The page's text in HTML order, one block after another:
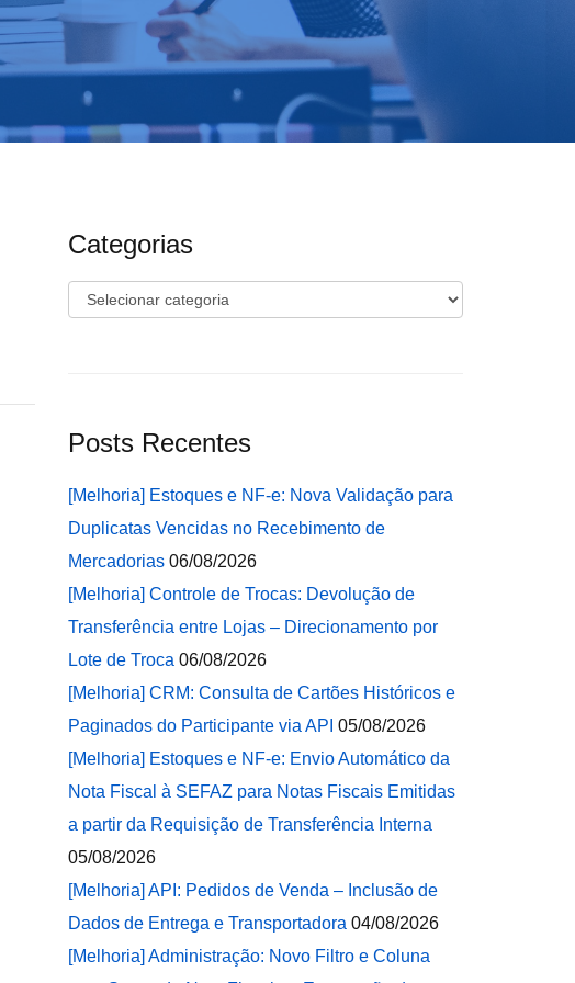
Categorias
Categorias
Posts Recentes
[Melhoria] Estoques e NF-e: Nova Validação para
Duplicatas Vencidas no Recebimento de
Mercadorias 06/08/2026
[Melhoria] Controle de Trocas: Devolução de
Transferência entre Lojas – Direcionamento por
Lote de Troca 06/08/2026
[Melhoria] CRM: Consulta de Cartões Históricos e
Paginados do Participante via API 05/08/2026
[Melhoria] Estoques e NF-e: Envio Automático da
Nota Fiscal à SEFAZ para Notas Fiscais Emitidas
a partir da Requisição de Transferência Interna
05/08/2026
[Melhoria] API: Pedidos de Venda – Inclusão de
Dados de Entrega e Transportadora 04/08/2026
[Melhoria] Administração: Novo Filtro e Coluna